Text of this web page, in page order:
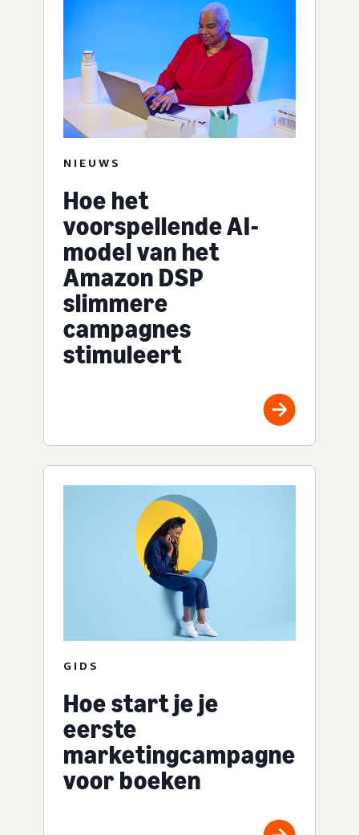
NIEUWS
Hoe het
voorspellende AI-
model van het
Amazon DSP
slimmere
campagnes
stimuleert
GIDS
Hoe start je je
eerste
marketingcampagne
voor boeken